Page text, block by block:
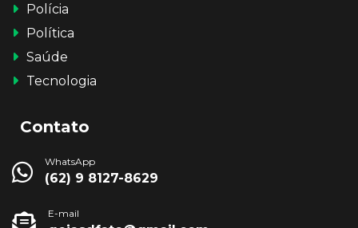
Polícia
Política
Saúde
Tecnologia
Contato
WhatsApp
(62) 9 8127-8629
E-mail